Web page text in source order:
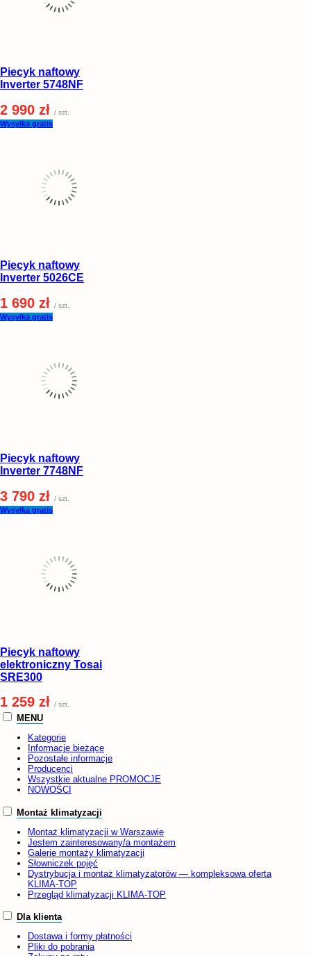
Piecyk naftowy
Inverter 5748NF
2 990 zł / szt.
Wysyłka gratis
Piecyk naftowy
Inverter 5026CE
1 690 zł / szt.
Wysyłka gratis
Piecyk naftowy
Inverter 7748NF
3 790 zł / szt.
Wysyłka gratis
Piecyk naftowy
elektroniczny Tosai
SRE300
1 259 zł / szt.
MENU
Kategorie
Informacje bieżące
Pozostałe informacje
Producenci
Wszystkie aktualne PROMOCJE
NOWOŚCI
Montaż klimatyzacji
Montaż klimatyzacji w Warszawie
Jestem zainteresowany/a montażem
Galerie montaży klimatyzacji
Słowniczek pojęć
Dystrybucja i montaż klimatyzatorów — kompleksowa oferta
KLIMA-TOP
Przegląd klimatyzacji KLIMA-TOP
Dla klienta
Dostawa i formy płatności
Pliki do pobrania